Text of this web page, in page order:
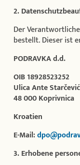
2.
Der
bestellt. Dieser ist
PODRAVKA d.d.
OIB 18928523252
Ulica Ante
48 000 Koprivnica
Kroatien
E-Mail:
3. Erhobene